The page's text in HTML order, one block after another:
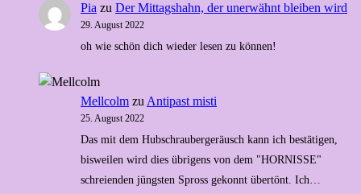
Pia zu Der Mittagshahn, der unerwähnt bleiben wird
29. August 2022
oh wie schön dich wieder lesen zu können!
Mellcolm zu Antipast misti
25. August 2022
Das mit dem Hubschraubergeräusch kann ich bestätigen,
bisweilen wird dies übrigens von dem "HORNISSE"
schreienden jüngsten Spross gekonnt übertönt. Ich…